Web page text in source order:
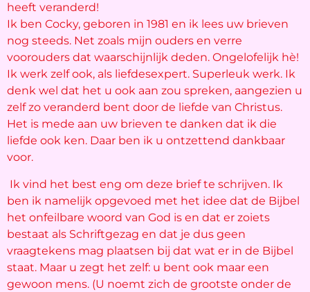
heeft veranderd!
Ik ben Cocky, geboren in 1981 en ik lees uw brieven
nog steeds. Net zoals mijn ouders en verre
voorouders dat waarschijnlijk deden. Ongelofelijk hè!
Ik werk zelf ook, als liefdesexpert. Superleuk werk. Ik
denk wel dat het u ook aan zou spreken, aangezien u
zelf zo veranderd bent door de liefde van Christus.
Het is mede aan uw brieven te danken dat ik die
liefde ook ken. Daar ben ik u ontzettend dankbaar
voor.
Ik vind het best eng om deze brief te schrijven. Ik
ben ik namelijk opgevoed met het idee dat de Bijbel
het onfeilbare woord van God is en dat er zoiets
bestaat als Schriftgezag en dat je dus geen
vraagtekens mag plaatsen bij dat wat er in de Bijbel
staat. Maar u zegt het zelf: u bent ook maar een
gewoon mens. (U noemt zich de grootste onder de